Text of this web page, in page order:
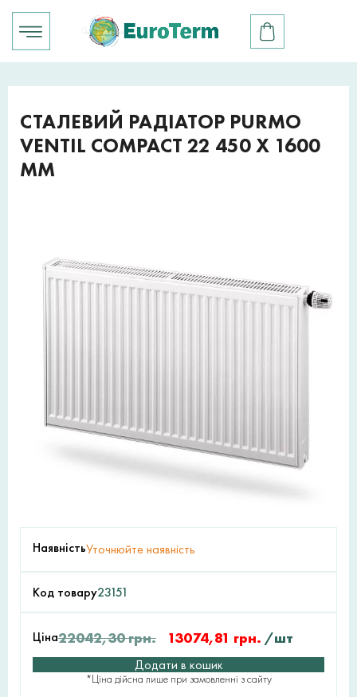
СТАЛЕВИЙ РАДІАТОР PURMO
VENTIL COMPACT 22 450 X 1600
ММ
НаявністьУточнюйте наявність
Код товару23151
Ціна22042,30грн. 13074,81 грн. /шт
Додати в кошик
*Ціна дійсна лише при замовленні з сайту